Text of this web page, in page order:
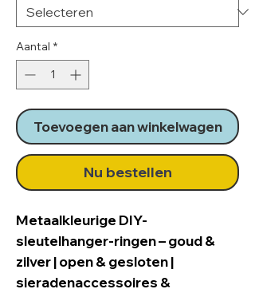
Aantal *
Toevoegen aan winkelwagen
Nu bestellen
Metaalkleurige DIY-
sleutelhanger-ringen – goud &
zilver | open & gesloten |
sieradenaccessoires &